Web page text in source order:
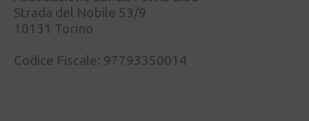
Strada del Nobile 53/9
10131 Torino
Codice Fiscale: 97793350014